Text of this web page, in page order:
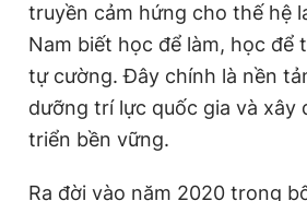
Theo dõi báo trên
Hotline
0906 645 777
Liên hệ
0908
truyền cảm hứng cho thế hệ
Nam biết học để làm, học để
tự cường. Đây chính là nền
dưỡng trí lực quốc gia và xây
triển bền vững.
Ra đời vào năm 2020 trong